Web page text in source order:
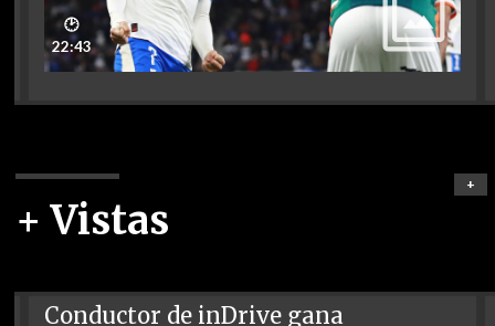
🕑
22:43
+ Vistas
+
Conductor de inDrive gana